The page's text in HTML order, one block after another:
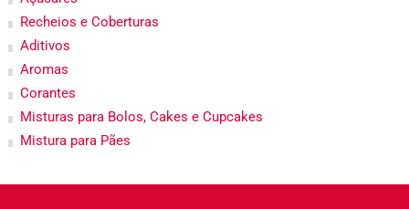
Recheios e Coberturas
Aditivos
Aromas
Corantes
Misturas para Bolos, Cakes e Cupcakes
Mistura para Pães